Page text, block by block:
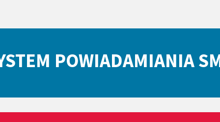
POWIADAMIANIA